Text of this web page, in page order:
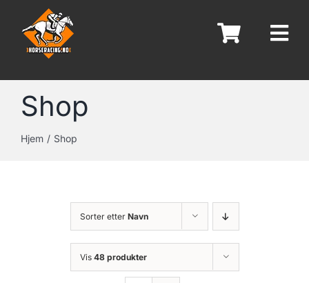
content
Shop
Hjem Shop
Sorter etter Navn
Vis 48 produkter